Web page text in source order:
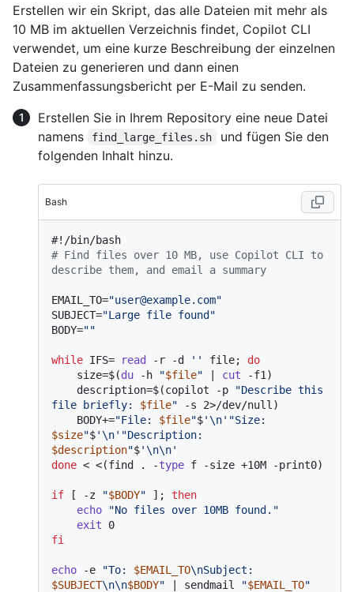
Erstellen wir ein Skript, das alle Dateien mit mehr als
10 MB im aktuellen Verzeichnis findet, Copilot CLI
verwendet, um eine kurze Beschreibung der einzelnen
Dateien zu generieren und dann einen
Zusammenfassungsbericht per E-Mail zu senden.
Erstellen Sie in Ihrem Repository eine neue Datei
namens
find_large_files.sh
und fügen Sie den
folgenden Inhalt hinzu.
Bash
#!/bin/bash
# Find files over 10 MB, use Copilot CLI to
describe them, and email a summary
EMAIL_TO="user@example.com"
SUBJECT="Large file found"
BODY=""
while IFS= read -r -d '' file; do
    size=$(
du -h "$file" | cut -f1)
    description=$(copilot -p
"Describe this
file briefly: $file" -s 2>/dev/null)
    BODY+=
"File: $file"$'\n'
$size"$'\n'
$description"$'\n\n'
done < <(find . -type f -size +10M -print0)
if [ -z "$BODY" ]; then
echo
"No files over 10MB found."
exit
fi
echo -e "To: $EMAIL_TO
$SUBJECT\n\n$BODY" | sendmail "$EMAIL_TO"